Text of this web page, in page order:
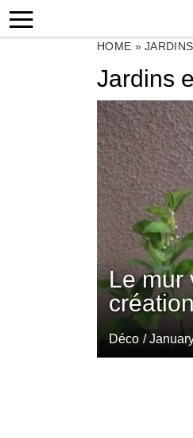
HOME »
Jardins
Le mur
Déco /